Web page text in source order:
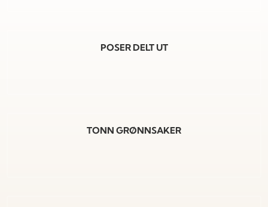
POSER DELT UT
TONN GRØNNSAKER